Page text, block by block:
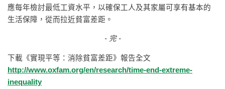
應每年檢討最低工資水平，以確保工人及其家屬可享有基本的
生活保障，從而拉近貧富差距。
- 完-
下載《實現平等：消除貧富差距》報告全文
http://www.oxfam.org/en/research/time-end-extreme-
inequality